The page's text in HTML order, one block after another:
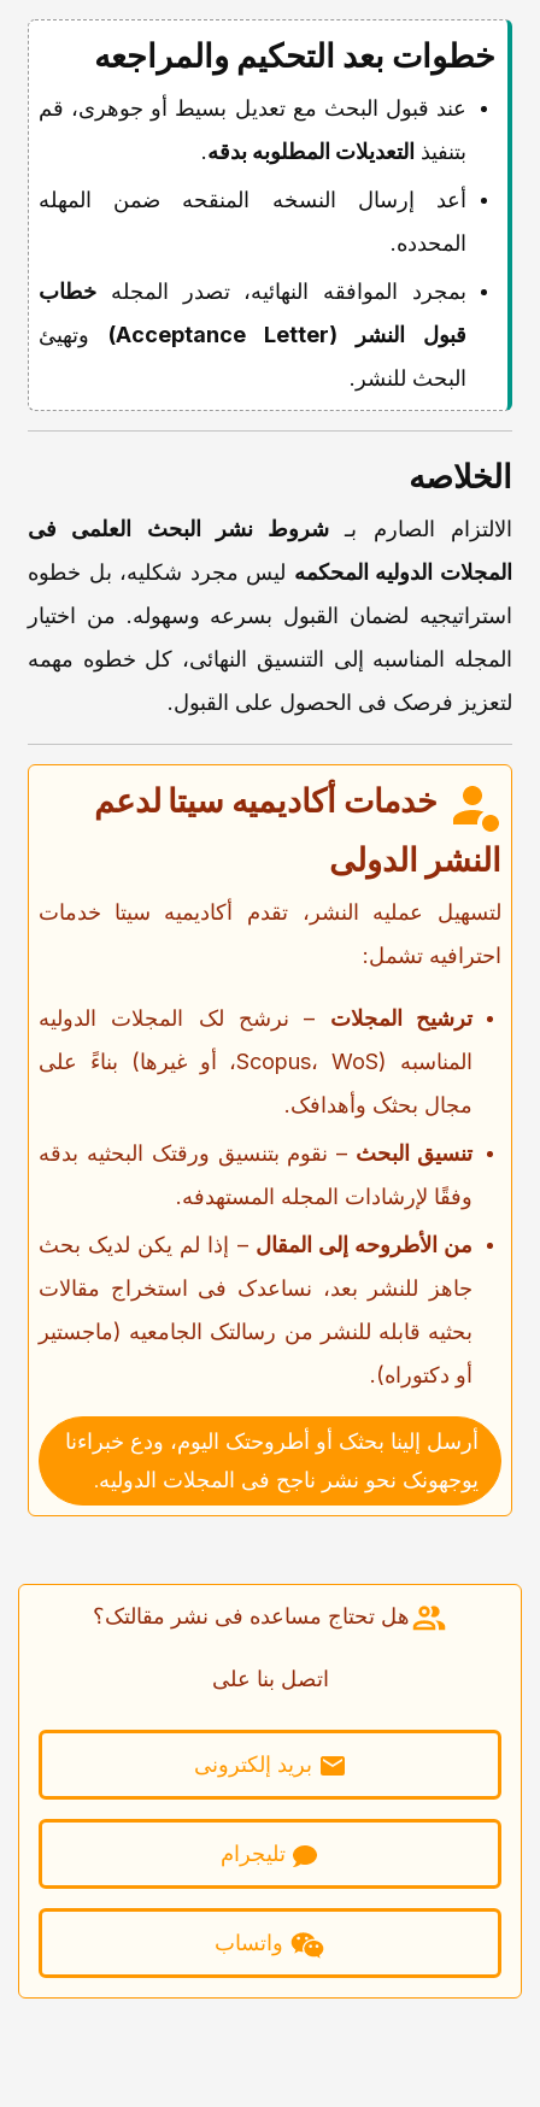
خطوات بعد التحکیم والمراجعه
عند قبول البحث مع تعدیل بسیط أو جوهری، قم
بتنفیذ التعدیلات المطلوبه بدقه.
أعد إرسال النسخه المنقحه ضمن المهله
المحدده.
بمجرد الموافقه النهائیه، تصدر المجله خطاب
قبول النشر (Acceptance Letter)
وتهیئ
البحث للنشر.
الخلاصه
الالتزام الصارم بـ شروط نشر البحث العلمی فی
المجلات الدولیه المحکمه لیس مجرد شکلیه، بل خطوه
استراتیجیه لضمان القبول بسرعه وسهوله. من اختیار
المجله المناسبه إلى التنسیق النهائی، کل خطوه مهمه
لتعزیز فرصک فی الحصول على القبول.
خدمات أکادیمیه سیتا لدعم
النشر الدولی
لتسهیل عملیه النشر، تقدم أکادیمیه سیتا
خدمات
احترافیه تشمل:
ترشیح المجلات – نرشح لک المجلات الدولیه
المناسبه (Scopus، WoS، أو غیرها) بناءً على
مجال بحثک وأهدافک.
تنسیق البحث – نقوم بتنسیق ورقتک البحثیه بدقه
وفقًا لإرشادات المجله المستهدفه.
من الأطروحه إلى المقال – إذا لم یکن لدیک بحث
جاهز للنشر بعد، نساعدک فی استخراج مقالات
بحثیه قابله للنشر من رسالتک الجامعیه (ماجستیر
أو دکتوراه).
أرسل إلینا بحثک أو أطروحتک الیوم، ودع خبراءنا
یوجهونک نحو نشر ناجح فی المجلات الدولیه.
هل تحتاج مساعده فی نشر مقالتک؟
اتصل بنا على
برید إلکترونی
تلیجرام
واتساب